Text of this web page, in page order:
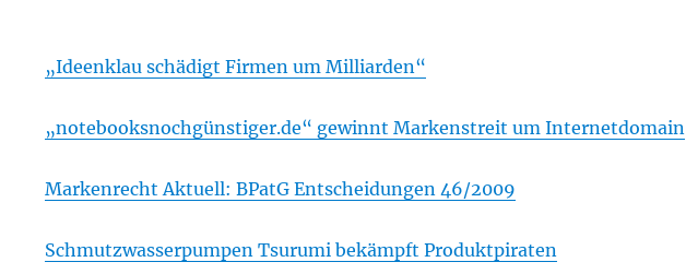
„Ideenklau schädigt Firmen um Milliarden“
„notebooksnochgünstiger.de“ gewinnt Markenstreit um Internetdomain
Markenrecht Aktuell: BPatG Entscheidungen 46/2009
Schmutzwasserpumpen Tsurumi bekämpft Produktpiraten